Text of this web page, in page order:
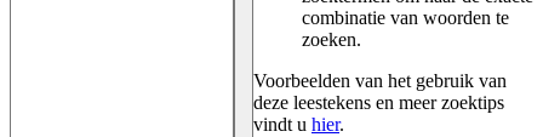
combinatie van woorden te
zoeken.
Voorbeelden van het gebruik van
deze leestekens en meer zoektips
vindt u hier.